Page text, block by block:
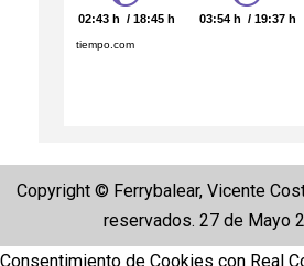
Copyright © Ferrybalear, Vicente
reservados. 27 de Mayo
Consentimiento de Cookies con Real